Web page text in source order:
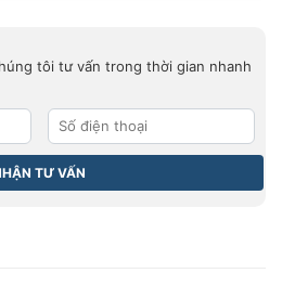
tôi tư vấn trong thời gian nhanh